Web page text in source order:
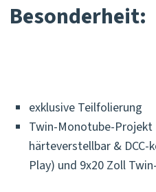
Besonderheit:
exklusive Teilfolierung
Twin-Monotube-Projekt
härteverstellbar &
Play) und 9x20 Zoll